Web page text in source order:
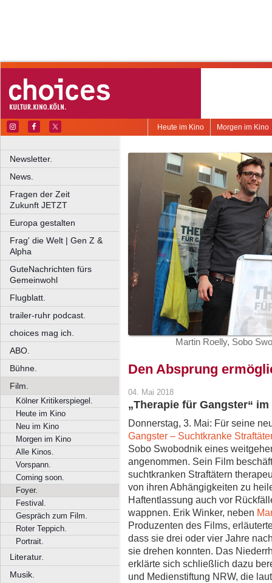
Morgen im Kino
Heute im Kino
Newsletter.
News.
Fragen der Zeit
Zukunft JETZT
Europa gestalten
Frag' die Welt | Gen Z &
Alpha
GuteNachrichten fürs
Gemeinwohl
Flugblatt.
trailer-ruhr podcast.
choices mag ich.
ABO.
Bühne.
Film.
Kölner Kritikerspiegel.
Heute im Kino
Neu im Kino
Morgen im Kino
Alle Kinos.
Vorspann.
Coming soon.
Foyer.
Festival.
Gespräch zum Film.
Roter Teppich.
Portrait.
Literatur.
Musik.
Martin Roelly, Sobo
Den Absprung
04. Mai 2018
„Therapie für Gangster“
Donnerstag, 3. Mai: Für seine
Gangster – Suchtkranke
Sobo Swobodnik eines
angenommen. Sein Film
suchtkranken Straftätern
von ihren Abhängigkeiten zu
Haftentlassung auch vor
wappnen. Erik Winker, neben
Produzenten des Films,
dass sie drei oder vier Jahre
sie drehen konnten. Das
erklärte sich schließlich dazu
und Medienstiftung NRW, die